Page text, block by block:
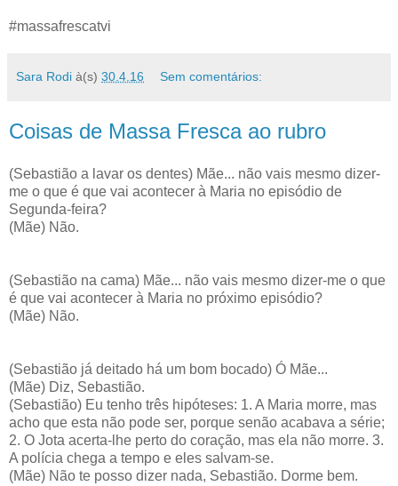
#massafrescatvi
Sara Rodi à(s) 30.4.16 Sem comentários:
Coisas de Massa Fresca ao rubro
(Sebastião a lavar os dentes) Mãe... não vais mesmo dizer-
me o que é que vai acontecer à Maria no episódio de
Segunda-feira?
(Mãe) Não.
(Sebastião na cama) Mãe... não vais mesmo dizer-me o que
é que vai acontecer à Maria no próximo episódio?
(Mãe) Não.
(Sebastião já deitado há um bom bocado) Ó Mãe...
(Mãe) Diz, Sebastião.
(Sebastião) Eu tenho três hipóteses: 1. A Maria morre, mas
acho que esta não pode ser, porque senão acabava a série;
2. O Jota acerta-lhe perto do coração, mas ela não morre. 3.
A polícia chega a tempo e eles salvam-se.
(Mãe) Não te posso dizer nada, Sebastião. Dorme bem.